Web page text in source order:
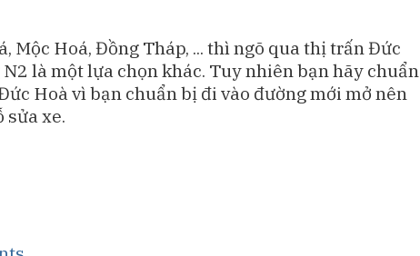
Mộc Hoá, Đồng Tháp, ... thì ngõ qua thị trấn Đức
là một lựa chọn khác. Tuy nhiên bạn hãy chuẩn
Hoà vì bạn chuẩn bị đi vào đường mới mở nên
sửa xe.